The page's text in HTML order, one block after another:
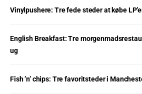
Vinylpushere: Tre fede steder at købe
English Breakfast: Tre
ug
Fish ’n’ chips: Tre favoritsteder i